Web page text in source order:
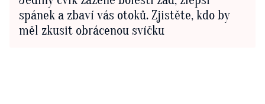
spánek a zbaví vás otoků. Zjistěte, kdo by
měl zkusit obrácenou svíčku